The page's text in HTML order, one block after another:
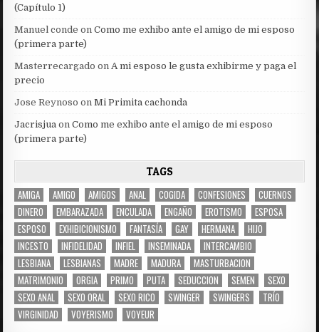
(Capítulo 1)
Manuel conde onComo me exhibo ante el amigo de mi esposo
(primera parte)
Masterrecargado onA mi esposo le gusta exhibirme y paga el
precio
Jose Reynoso onMi Primita cachonda
Jacrisjua onComo me exhibo ante el amigo de mi esposo
(primera parte)
TAGS
AMIGA AMIGO AMIGOS ANAL COGIDA CONFESIONES
CUERNOS
DINERO
EMBARAZADA ENCULADA ENGAÑO EROTISMO
ESPOSA
ESPOSO
EXHIBICIONISMO FANTASÍA GAY HERMANA
HIJO
INCESTO
INFIDELIDAD INFIEL INSEMINADA
INTERCAMBIO
LESBIANA
LESBIANAS MADRE MADURA
MASTURBACION
MATRIMONIO
ORGIA PRIMO PUTA SEDUCCION SEMEN
SEXO
SEXO ANAL
SEXO ORAL SEXO RICO SWINGER SWINGERS
TRÍO
VIRGINIDAD
VOYERISMO VOYEUR